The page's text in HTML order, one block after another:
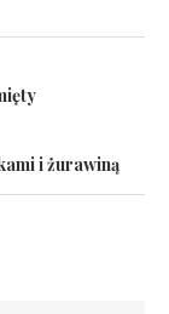
i żurawiną